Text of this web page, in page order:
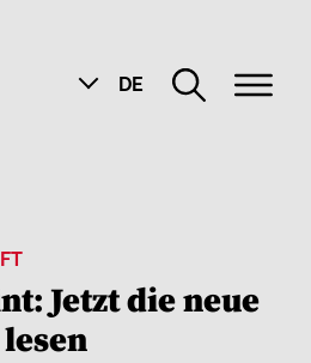
DE
Jetzt die neue